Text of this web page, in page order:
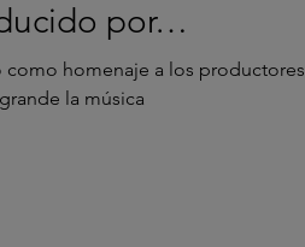
por…
como homenaje a los productores
la música